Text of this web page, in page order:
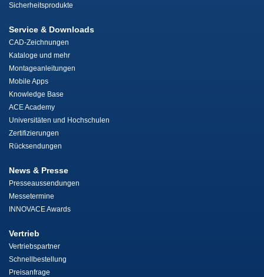
Sicherheitsprodukte
Service & Downloads
CAD-Zeichnungen
Kataloge und mehr
Montageanleitungen
Mobile Apps
Knowledge Base
ACE Academy
Universitäten und Hochschulen
Zertifizierungen
Rücksendungen
News & Presse
Presseaussendungen
Messetermine
INNOVACE Awards
Vertrieb
Vertriebspartner
Schnellbestellung
Preisanfrage